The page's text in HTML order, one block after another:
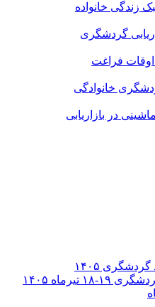
زندگی خانواده
گردشگری
اوقات فراغت
خانوادگی
در بازاریابی
۱۴۰۵